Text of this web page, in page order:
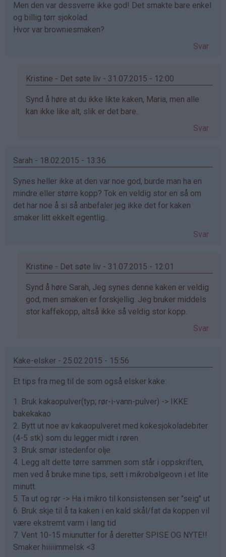
Men den var dessverre ikke god! Det smakte bare enkel
og billig tørr sjokolad.
Hvor var browniesmaken?
Svar
Kristine - Det søte liv - 31.07.2015 - 12:00
Som
svar
(ikke
Synd å høre at du ikke likte kaken, Maria, men alle
kan ikke like alt, slik er det bare..
Svar
Sarah - 18.02.2015 - 13:36
Synes heller ikke at den var noe god, burde man ha en
mindre eller større kopp? Tok en veldig stor en så om
det har noe å si så anbefaler jeg ikke det for kaken
smaker litt ekkelt egentlig..
Svar
Kristine - Det søte liv - 31.07.2015 - 12:01
Som
svar
på
bekreftet)
Synd å høre Sarah, Jeg synes denne kaken er veldig
god, men smaken er forskjellig. Jeg bruker middels
stor kaffekopp, altså ikke så veldig stor kopp.
Svar
Kake-elsker - 25.02.2015 - 15:56
Et tips fra meg til de som også elsker kake:
1. Bruk kakaopulver(typ; rør-i-vann-pulver) -> IKKE
bakekakao
2. Bytt ut noe av kakaopulveret med kokesjokoladebiter
(4-5 stk) som du legger midt i røren
3. Bruk smør istedenfor olje
4. Legg alt dette tørre sammen som står i oppskriften,
men ved å bruke mine tips, sett i mikrobølgeovn i et lite
minutt.
5. Ta ut og rør -> Ha i mikro til konsistensen ser "seig" ut
6. Bruk skje til å ta kaken i en kald skål/fat da koppen vil
være ekstremt varm i lang tid
7. Vent 10-15 miunutter for å deretter SPISE OG NYTE!!
Smaker hiiiiimmelsk <3